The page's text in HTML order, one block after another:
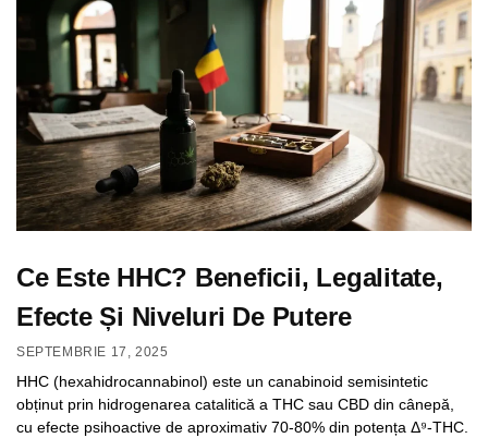
Ce Este HHC? Beneficii, Legalitate,
Efecte Și Niveluri De Putere
SEPTEMBRIE 17, 2025
HHC (hexahidrocannabinol) este un canabinoid semisintetic
obținut prin hidrogenarea catalitică a THC sau CBD din cânepă,
cu efecte psihoactive de aproximativ 70-80% din potența Δ⁹-THC.